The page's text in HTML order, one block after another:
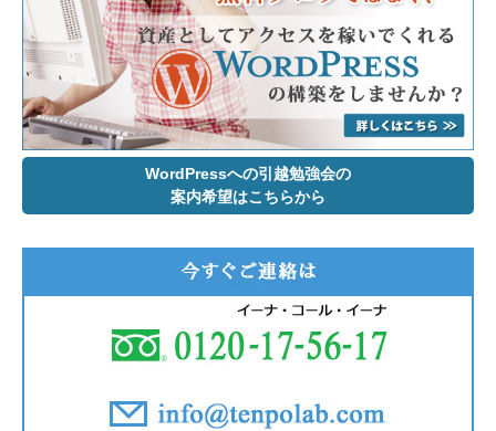
WordPressへの引越勉強会の
案内希望はこちらから